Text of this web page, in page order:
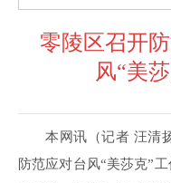
零陵区召开
风“美
本网讯（记者 汪清
防范应对台风“美莎克”